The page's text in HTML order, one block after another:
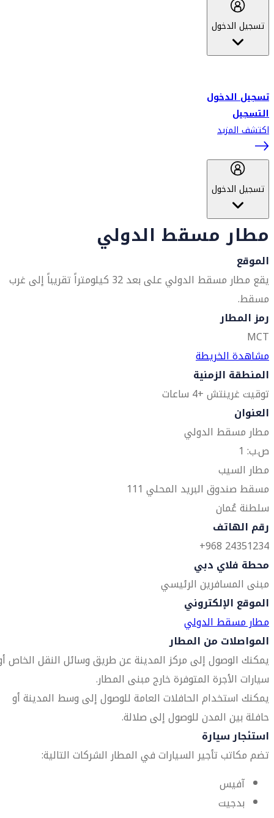
تسجيل الدخول
تسجيل الدخول
التسجيل
اكتشف المزيد
تسجيل الدخول
مطار مسقط الدولي
الموقع
يقع مطار مسقط الدولي على بعد 32 كيلومتراً تقريباً إلى غرب
مسقط.
رمز المطار
MCT
مشاهدة الخريطة
المنطقة الزمنية
توقيت غرينتش +4 ساعات
العنوان
مطار مسقط الدولي
ص.ب: 1
مطار السيب
مسقط صندوق البريد المحلي 111
سلطنة عُمان
رقم الهاتف
24351234 968+
محطة فلاي دبي
مبنى المسافرين الرئيسي
الموقع الإلكتروني
مطار مسقط الدولي
المواصلات من المطار
يمكنك الوصول إلى مركز المدينة عن طريق وسائل النقل الخاص
سيارات الأجرة المتوفرة خارج مبنى المطار.
يمكنك استخدام الحافلات العامة للوصول إلى وسط المدينة أو
حافلة بين المدن للوصول إلى صلالة.
استئجار سيارة
تضم مكاتب تأجير السيارات في المطار الشركات التالية:
آفيس
بدجيت